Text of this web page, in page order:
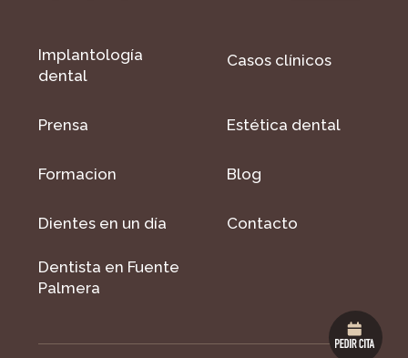
Implantología
dental
Casos clínicos
Prensa Estética dental
Formacion Blog
Dientes en un día Contacto
Dentista en Fuente
Palmera